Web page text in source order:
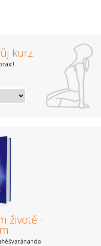
kurz:
životě -